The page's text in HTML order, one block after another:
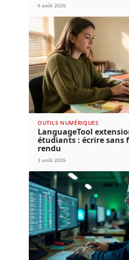
6 août 2026
OUTILS NUMÉRIQUES
LanguageTool
étudiants : écrire sans
rendu
3 août 2026